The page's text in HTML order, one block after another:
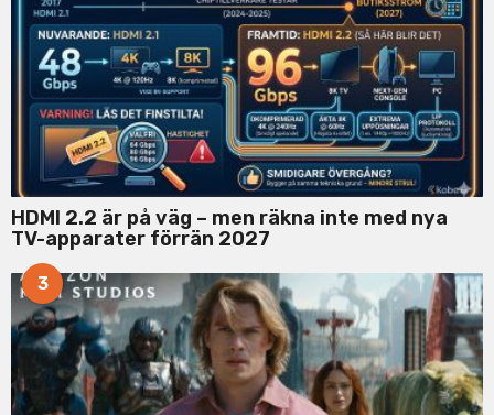
HDMI 2.2 är på väg – men räkna inte med nya
TV-apparater förrän 2027
3